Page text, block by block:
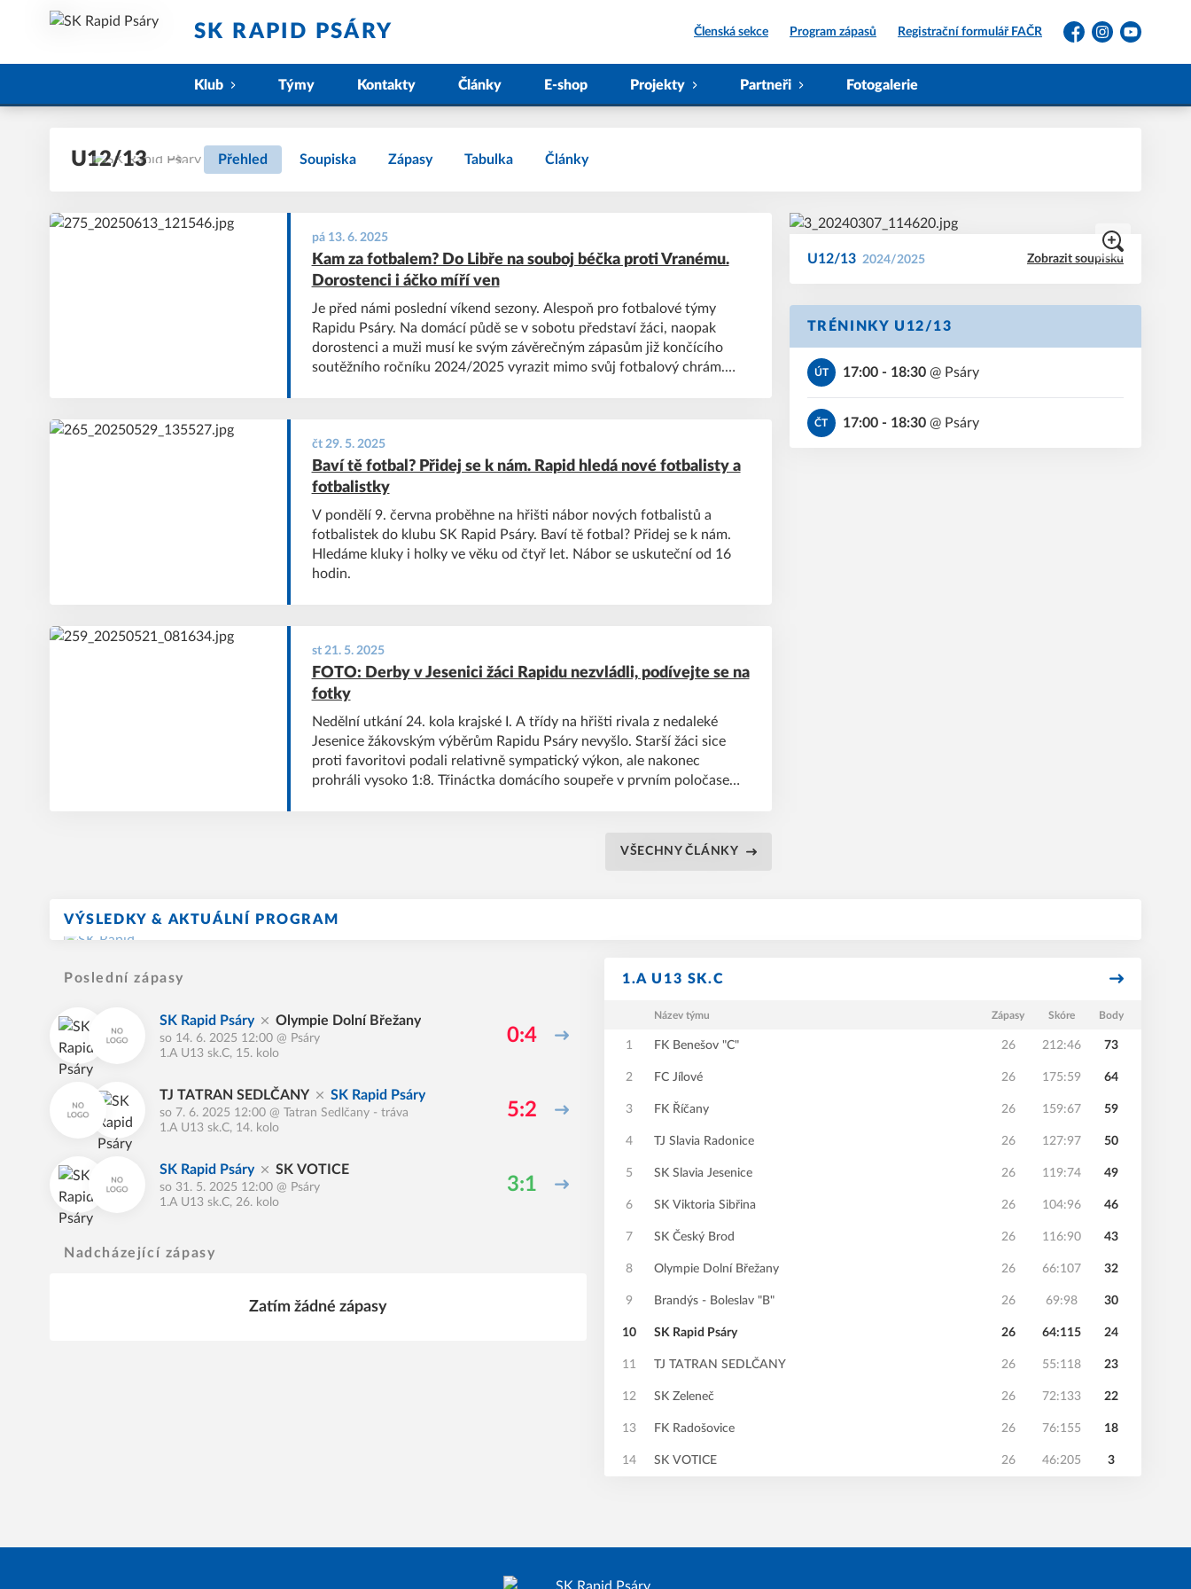
SK RAPID PSÁRY Členská sekce Program zápasů Registrační formulář FAČR
FacebookInstagramYouTube
Klub Týmy Kontakty Články E-shop Projekty Partneři Fotogalerie
U12/13 Přehled Soupiska Zápasy Tabulka Články
pá 13. 6. 2025
Kam za fotbalem? Do Libře na souboj béčka proti Vranému.
Dorostenci i áčko míří ven
Je před námi poslední víkend sezony. Alespoň pro fotbalové týmy
Rapidu Psáry. Na domácí půdě se v sobotu představí žáci, naopak
dorostenci a muži musí ke svým závěrečným zápasům již končícího
soutěžního ročníku 2024/2025 vyrazit mimo svůj fotbalový chrám.
čt 29. 5. 2025
Baví tě fotbal? Přidej se k nám. Rapid hledá nové fotbalisty a
fotbalistky
V pondělí 9. června proběhne na hřišti nábor nových fotbalistů a
fotbalistek do klubu SK Rapid Psáry. Baví tě fotbal? Přidej se k nám.
Hledáme kluky i holky ve věku od čtyř let. Nábor se uskuteční od 16
hodin.
st 21. 5. 2025
FOTO: Derby v Jesenici žáci Rapidu nezvládli, podívejte se na
fotky
Nedělní utkání 24. kola krajské I. A třídy na hřišti rivala z nedaleké
Jesenice žákovským výběrům Rapidu Psáry nevyšlo. Starší žáci sice
proti favoritovi podali relativně sympatický výkon, ale nakonec
prohráli vysoko 1:8. Třináctka domácího soupeře v prvním poločase
VŠECHNY ČLÁNKY
U12/13 2024/2025 Zobrazit soupisku
TRÉNINKY U12/13
ÚT 17:00 - 18:30@ Psáry
ČT 17:00 - 18:30@ Psáry
VÝSLEDKY & AKTUÁLNÍ PROGRAM
Poslední zápasy
SK Rapid Psáry Olympie Dolní Břežany
so 14. 6. 2025 12:00 @ Psáry
1.A U13 sk.C, 15. kolo
0:4
TJ TATRAN SEDLČANY SK Rapid Psáry
so 7. 6. 2025 12:00 @
Tatran Sedlčany - tráva
1.A U13 sk.C, 14. kolo
5:2
SK Rapid Psáry SK VOTICE
so 31. 5. 2025 12:00 @ Psáry
1.A U13 sk.C, 26. kolo
3:1
Nadcházející zápasy
Zatím žádné zápasy
1.A U13 SK.C
Název týmu Zápasy Skóre Body
1 FK Benešov "C" 26 212:46 73
2 FC Jílové 26 175:59 64
3 FK Říčany 26 159:67 59
4 TJ Slavia Radonice 26 127:97 50
5 SK Slavia Jesenice 26 119:74 49
6 SK Viktoria Sibřina 26 104:96 46
7 SK Český Brod 26 116:90 43
8 Olympie Dolní Břežany 26 66:107 32
9 Brandýs - Boleslav "B" 26 69:98 30
10 SK Rapid Psáry 26 64:115 24
11 TJ TATRAN SEDLČANY 26 55:118 23
12 SK Zeleneč 26 72:133 22
13 FK Radošovice 26 76:155 18
14 SK VOTICE 26 46:205 3